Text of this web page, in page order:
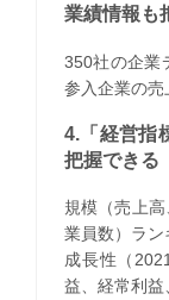
業績情報も
350社の企業
参入企業の売
4.「経営指
把握できる
規模（売上
業員数）ラン
成長性（
益、経常利